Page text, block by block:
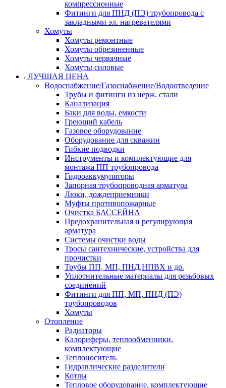
компрессионные
Фитинги для ПНД (ПЭ) трубопровода с
закладными эл. нагревателями
Хомуты
Хомуты ремонтные
Хомуты обрезиненные
Хомуты червячные
Хомуты силовые
ЛУЧШАЯ ЦЕНА
Водоснабжение/Газоснабжение/Водоотведение
Трубы и фитинги из нерж. стали
Канализация
Баки для воды, емкости
Греющий кабель
Газовое оборудование
Оборудование для скважин
Гибкие подводки
Инструменты и комплектующие для
монтажа ПП трубопровода
Гидроаккумуляторы
Запорная трубопроводная арматура
Люки, дождеприемники
Муфты противопожарные
Очистка БАССЕЙНА
Предохранительная и регулирующая
арматура
Системы очистки воды
Тросы сантехнические, устройства для
прочистки
Трубы ПП, МП, ПНД,НПВХ и др.
Уплотнительные материалы для резьбовых
соединений
Фитинги для ПП, МП, ПНД (ПЭ)
трубопроводов
Хомуты
Отопление
Радиаторы
Калориферы, теплообменники,
комплектующие
Теплоноситель
Гидравлические разделители
Котлы
Тепловое оборудование, комплектующие